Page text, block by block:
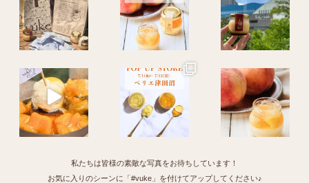
私たちは皆様の素敵な写真をお待ちしています！
お気に入りのシーンに「#vuke」を付けてアップしてください♪